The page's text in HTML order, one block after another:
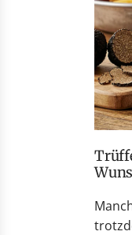
Trüffel-Ketchup von Easton Reed: Zurück auf vielfachen